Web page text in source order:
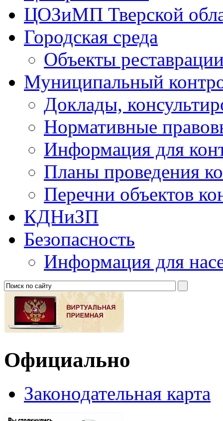
ЦОЗиМП Тверской
Городская среда
Объекты
Муниципальный
Доклады,
Нормативные
Информация для
Планы проведения
Перечни объектов
КДНиЗП
Безопасность
Информация для
Официально
Законодательная карта